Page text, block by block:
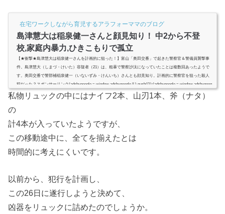
在宅ワークしながら育児するアラフォーママのブログ
島津慧大は稲泉健一さんと顔見知り！ 中2から不登
校,家庭内暴力,ひきこもりで孤立
【★衝撃★島津慧大は稲泉健一さんを計画的に狙った！】富山「奥田交番」で起きた警察官＆警備員襲撃事
件。島津慧大（しまづ・けいた）容疑者（21）は、粗暴で警察沙汰になっていたことは複数回あったようで
す。奥田交番で警部補稲泉健一（いないずみ・けんいち）さんとも顔見知り。計画的に警察官を狙った殺人
犯だった？スポンサーリンク(adsbygoogle = window.adsbygoogle || ).push({});(adsbygoogle = window.adsbygoog
le || ).push({});【衝撃】島津慧大容疑者は警部補稲泉健一さんと顔見知り！富山「奥田交番」拳銃強奪警官殺
私物リュックの中にはナイフ2本、山刃1本、斧（ナタ）
の
計4本が入っていたようですが、
この移動途中に、全てを揃えたとは
時間的に考えにくいです。
以前から、犯行を計画し、
この26日に遂行しようと決めて、
凶器をリュックに詰めたのでしょうか。